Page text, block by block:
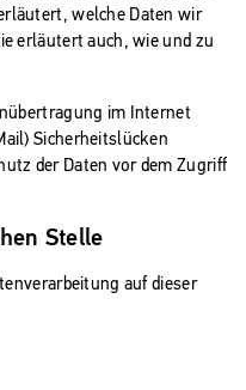
welche Daten wir
erläutert auch, wie und zu
im Internet
Sicherheitslücken
der Daten vor dem Zugriff
Stelle
auf dieser